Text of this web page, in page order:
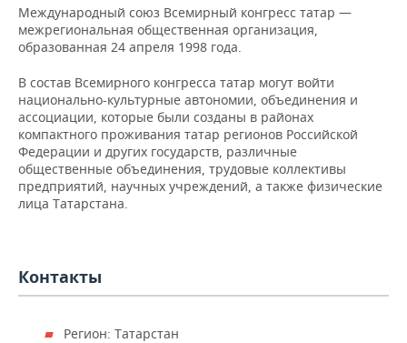
ТАТАРСТАНА
ИНВЕСТИЦИИ
НЕФТЕХИМИЯ
НЕФТЬ
ОПК
ЭНЕРГЕТИКА
НОВОСТИ БИЗНЕСА
ТРАНСПОРТ
УСЛУГИ
ТЕХНОЛОГИИ
IT
МЕДИА
ТЕЛЕКОММУНИКАЦИИ
НОВОСТИ МЕРОПРИЯТИЙ
ВЫЕЗДНАЯ РЕДАКЦИЯ
БИЗНЕС-БРАНЧИ
ОТКРЫТАЯ ЛЕКЦИЯ
СПОРТ
НОВОСТИ СПОРТА
ФУТБОЛ
БАСКЕТБОЛ
ОБЩЕСТВО
НОВОСТИ ОБЩЕСТВА
ИНФРАСТРУКТУРА
ФОТОГАЛЕРЕЯ
СПРАВОЧНИК
Международный союз Всемирный конгресс татар —
межрегиональная общественная организация,
образованная 24 апреля 1998 года.
В состав Всемирного конгресса татар могут войти
национально-культурные автономии, объединения и
ассоциации, которые были созданы в районах
компактного проживания татар регионов Российской
Федерации и других государств, различные
общественные объединения, трудовые коллективы
предприятий, научных учреждений, а также физические
лица Татарстана.
Контакты
Регион: Татарстан